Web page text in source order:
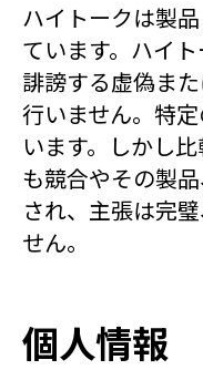
ハイトークは製
ています。ハイ
誹謗する虚偽ま
行いません。特
います。しかし
も競合やその製
され、主張は完
せん。
個人情報